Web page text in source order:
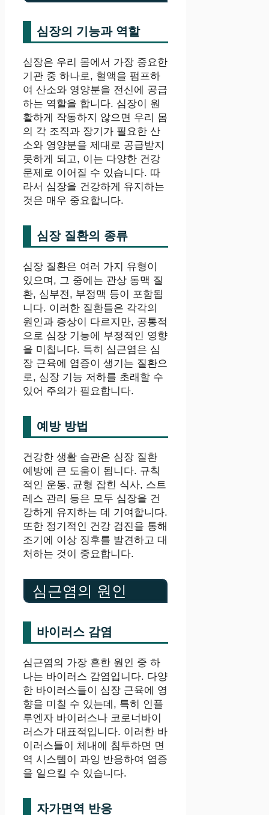
심장의 기능과 역할
심장은 우리 몸에서 가장 중요한
기관 중 하나로, 혈액을 펌프하
여 산소와 영양분을 전신에 공급
하는 역할을 합니다. 심장이 원
활하게 작동하지 않으면 우리 몸
의 각 조직과 장기가 필요한 산
소와 영양분을 제대로 공급받지
못하게 되고, 이는 다양한 건강
문제로 이어질 수 있습니다. 따
라서 심장을 건강하게 유지하는
것은 매우 중요합니다.
심장 질환의 종류
심장 질환은 여러 가지 유형이
있으며, 그 중에는 관상 동맥 질
환, 심부전, 부정맥 등이 포함됩
니다. 이러한 질환들은 각각의
원인과 증상이 다르지만, 공통적
으로 심장 기능에 부정적인 영향
을 미칩니다. 특히 심근염은 심
장 근육에 염증이 생기는 질환으
로, 심장 기능 저하를 초래할 수
있어 주의가 필요합니다.
예방 방법
건강한 생활 습관은 심장 질환
예방에 큰 도움이 됩니다. 규칙
적인 운동, 균형 잡힌 식사, 스트
레스 관리 등은 모두 심장을 건
강하게 유지하는 데 기여합니다.
또한 정기적인 건강 검진을 통해
조기에 이상 징후를 발견하고 대
처하는 것이 중요합니다.
심근염의 원인
바이러스 감염
심근염의 가장 흔한 원인 중 하
나는 바이러스 감염입니다. 다양
한 바이러스들이 심장 근육에 영
향을 미칠 수 있는데, 특히 인플
루엔자 바이러스나 코로너바이
러스가 대표적입니다. 이러한 바
이러스들이 체내에 침투하면 면
역 시스템이 과잉 반응하여 염증
을 일으킬 수 있습니다.
자가면역 반응